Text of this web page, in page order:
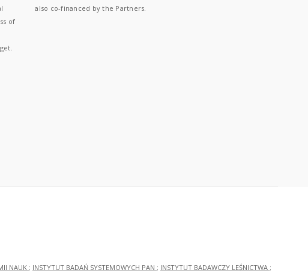
of
also co-financed by the Partners.
NAUK ; INSTYTUT BADAŃ SYSTEMOWYCH PAN ; INSTYTUT BADAWCZY LEŚNICTWA ;